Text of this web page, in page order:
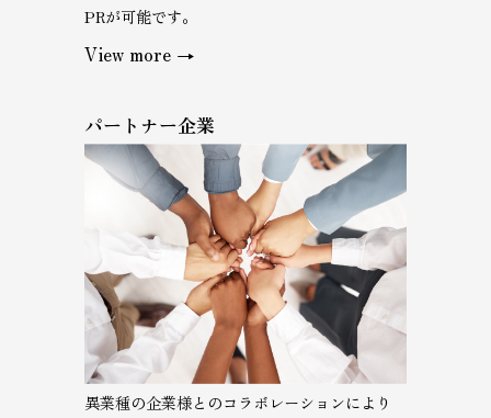
PRが可能です。
View more
パートナー企業
異業種の企業様とのコラボレーションにより